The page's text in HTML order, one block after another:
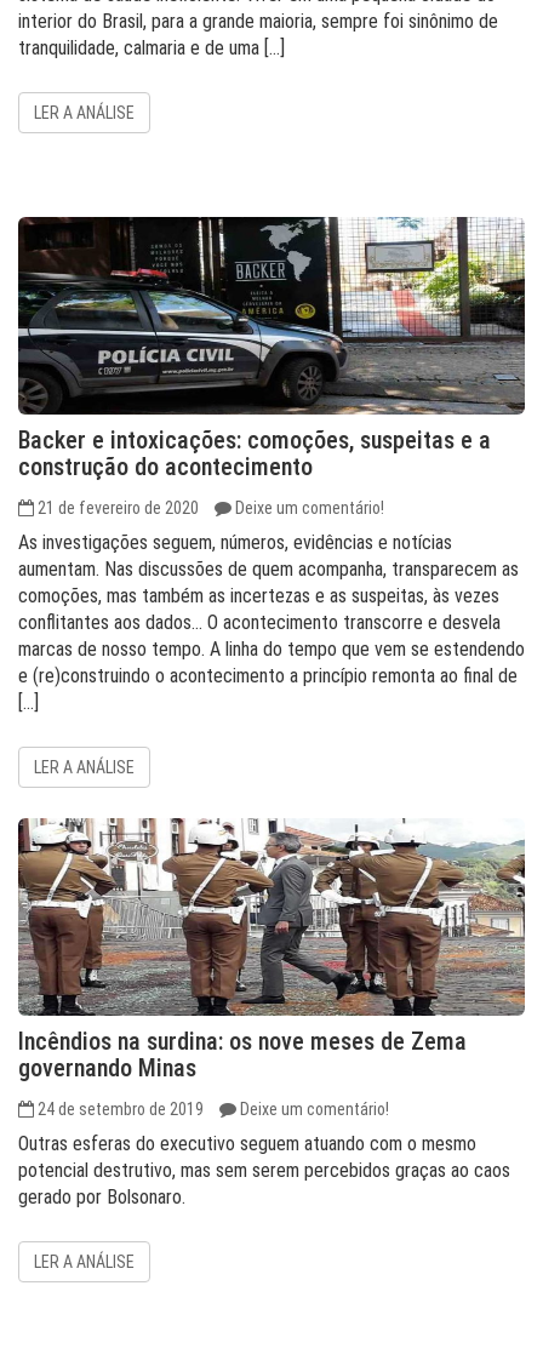
interior do Brasil, para a grande maioria, sempre foi sinônimo de
tranquilidade, calmaria e de uma […]
LER A ANÁLISE
Backer e intoxicações: comoções, suspeitas e a
construção do acontecimento
21 de fevereiro de 2020 Deixe um comentário!
As investigações seguem, números, evidências e notícias
aumentam. Nas discussões de quem acompanha, transparecem as
comoções, mas também as incertezas e as suspeitas, às vezes
conflitantes aos dados… O acontecimento transcorre e desvela
marcas de nosso tempo. A linha do tempo que vem se estendendo
e (re)construindo o acontecimento a princípio remonta ao final de
[…]
LER A ANÁLISE
Incêndios na surdina: os nove meses de Zema
governando Minas
24 de setembro de 2019 Deixe um comentário!
O u t r a s e s f e ra s d o e x e c u t i v o s e g u e m a t u a n d o c o m o m e s m o
p o t e n c i a l d e s t r u t i v o , m a s s e m s e r e m p e r c e b i d o s g r a ç a s a o c a o s
g e r a d o p o r B o l s o n a r o .
LER A ANÁLISE